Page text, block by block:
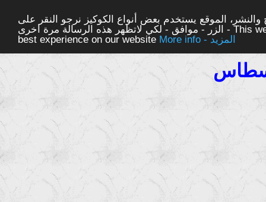
الموقع يستخدم بعض أنواع الكوكيز نرجو النقر على
الزر - موافق - لكي لاتظهر هذه الرسالة مرة اخرى - This website uses cookies to ensure you get the
best experience on our website
More info - المزيد
سطاس